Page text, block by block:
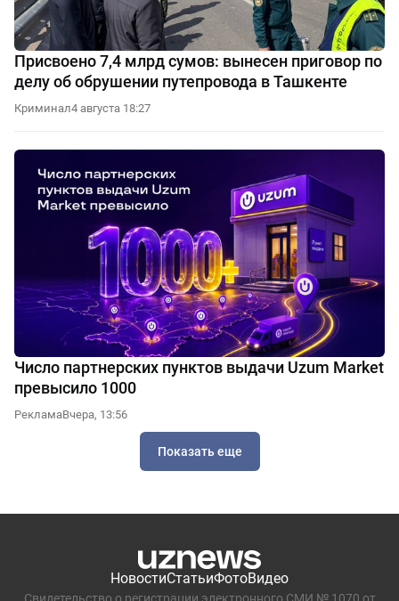
Присвоено 7,4 млрд сумов: вынесен приговор по
делу об обрушении путепровода в Ташкенте
Криминал4 августа 18:27
Число партнерских пунктов выдачи Uzum Market
превысило 1000
РекламаВчера, 13:56
Показать еще
НовостиСтатьиФотоВидео